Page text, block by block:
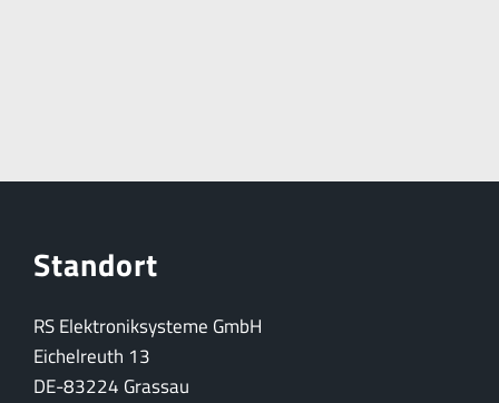
Standort
RS Elektroniksysteme GmbH
Eichelreuth 13
DE-83224 Grassau